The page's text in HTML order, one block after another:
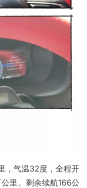
，气温32度，全程开
里。剩余续航166公